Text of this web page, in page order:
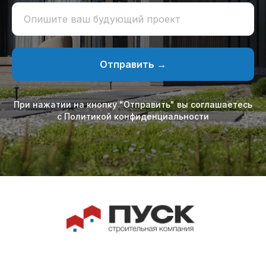
Опишите ваш будующий проект
Отправить →
При нажатии на кнопку "Отправить" вы соглашаетесь
с Политикой конфиденциальности